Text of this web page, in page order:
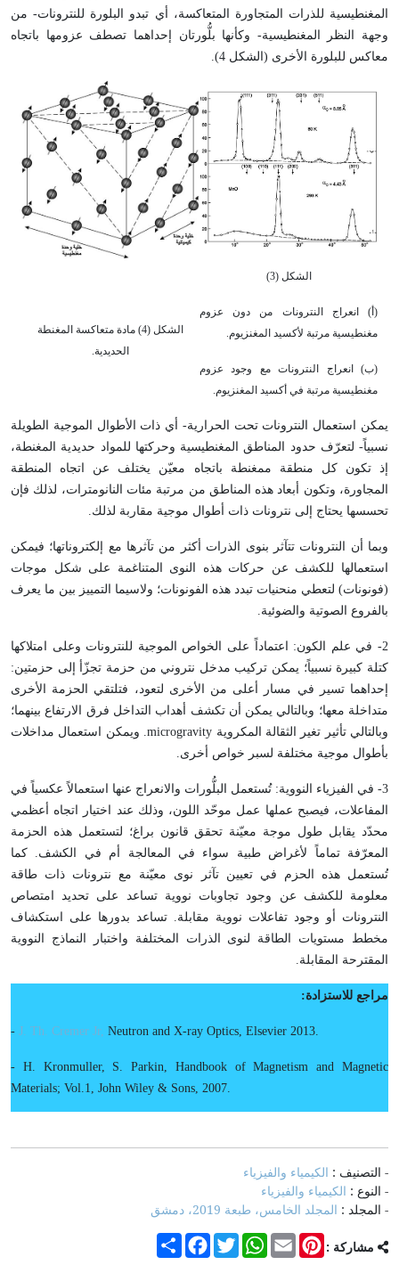
المغنطيسية للذرات المتجاورة المتعاكسة، أي تبدو البلورة للنترونات- من
وجهة النظر المغنطيسية- وكأنها بلُّورتان إحداهما تصطف عزومها باتجاه
معاكس للبلورة الأخرى (الشكل 4).
الشكل (3)
(أ) انعراج النترونات من دون عزوم
مغنطيسية مرتبة لأكسيد المغنزيوم.
(ب) انعراج النترونات مع وجود عزوم
مغنطيسية مرتبة في أكسيد المغنزيوم.
الشكل (4) مادة متعاكسة المغنطة
الحديدية.
يمكن استعمال النترونات تحت الحرارية- أي ذات الأطوال الموجية الطويلة
نسبياً- لتعرّف حدود المناطق المغنطيسية وحركتها للمواد حديدية المغنطة،
إذ تكون كل منطقة ممغنطة باتجاه معيّن يختلف عن اتجاه المنطقة
المجاورة، وتكون أبعاد هذه المناطق من مرتبة مئات النانومترات، لذلك فإن
تحسسها يحتاج إلى نترونات ذات أطوال موجية مقاربة لذلك.
وبما أن النترونات تتآثر بنوى الذرات أكثر من تآثرها مع إلكتروناتها؛ فيمكن
استعمالها للكشف عن حركات هذه النوى المتناغمة على شكل موجات
(فونونات) لتعطي منحنيات تبدد هذه الفونونات؛ ولاسيما التمييز بين ما يعرف
بالفروع الصوتية والضوئية.
2- في علم الكون: اعتماداً على الخواص الموجية للنترونات وعلى امتلاكها
كتلة كبيرة نسبياً؛ يمكن تركيب مدخل نتروني من حزمة تجزّأ إلى حزمتين:
إحداهما تسير في مسار أعلى من الأخرى لتعود، فتلتقي الحزمة الأخرى
متداخلة معها؛ وبالتالي يمكن أن تكشف أهداب التداخل فرق الارتفاع بينهما؛
وبالتالي تأثير تغير الثقالة المكروية microgravity. ويمكن استعمال مداخلات
بأطوال موجية مختلفة لسبر خواص أخرى.
3- في الفيزياء النووية: تُستعمل البلُّورات والانعراج عنها استعمالاً عكسياً في
المفاعلات، فيصبح عملها عمل موحّد اللون، وذلك عند اختيار اتجاه أعظمي
محدّد يقابل طول موجة معيّنة تحقق قانون براغ؛ لتستعمل هذه الحزمة
المعرّفة تماماً لأغراض طبية سواء في المعالجة أم في الكشف. كما
تُستعمل هذه الحزم في تعيين تآثر نوى معيّنة مع نترونات ذات طاقة
معلومة للكشف عن وجود تجاوبات نووية تساعد على تحديد امتصاص
النترونات أو وجود تفاعلات نووية مقابلة. تساعد بدورها على استكشاف
مخطط مستويات الطاقة لنوى الذرات المختلفة واختبار النماذج النووية
المقترحة المقابلة.
مراجع للاستزادة:
- J. Th. Cremer Jr, Neutron and X-ray Optics, Elsevier 2013.
- H. Kronmuller, S. Parkin, Handbook of Magnetism and Magnetic
Materials; Vol.1, John Wiley & Sons, 2007.
- التصنيف : الكيمياء والفيزياء
- النوع : الكيمياء والفيزياء
- المجلد : المجلد الخامس، طبعة 2019، دمشق
مشاركة : Share
FacebookTwitter
WhatsAppEmail
Pinterest